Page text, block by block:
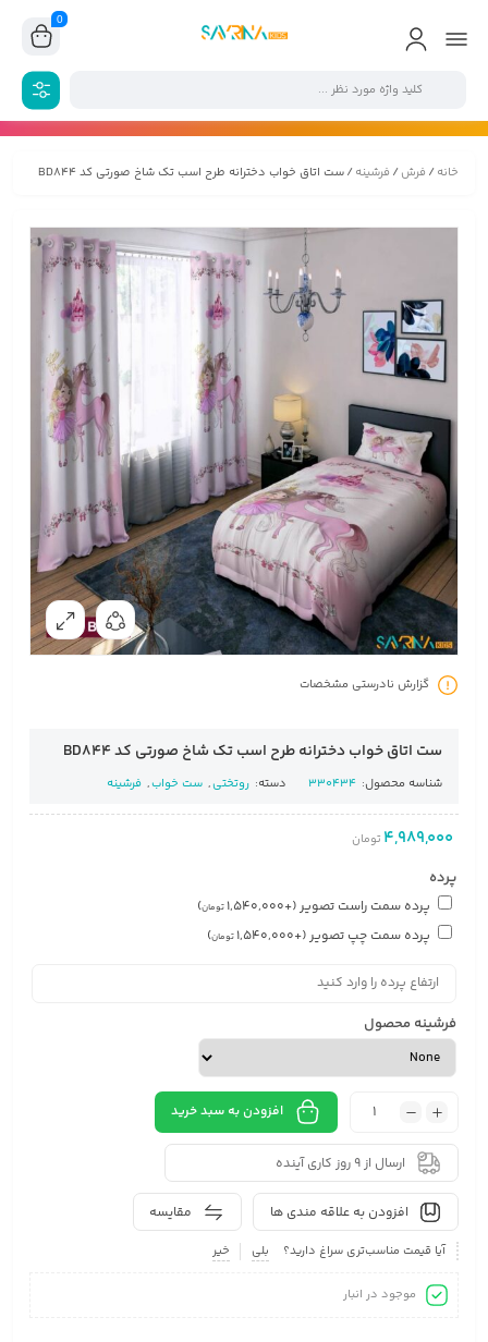
0
خانه/ فرش/ فرشینه/ ست اتاق خواب دخترانه طرح اسب تک شاخ صورتی کد BD844
گزارش نادرستی مشخصات
ست اتاق خواب دخترانه طرح اسب تک شاخ صورتی کد BD844
شناسه محصول: 330434 دسته: روتختی, ست خواب, فرشینه
4,989,000 تومان
پرده
پرده سمت راست تصویر(+
1,540,000 تومان)
پرده سمت چپ تصویر(+
1,540,000 تومان)
فرشینه محصول
افزودن به سبد خرید
ارسال از 9 روز کاری آینده
مقایسه افزودن به علاقه مندی ها
آیا قیمت مناسب‌تری سراغ دارید؟ بلی خیر
موجود در انبار